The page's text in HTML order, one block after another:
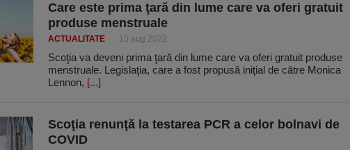
Care este prima ţară din lume care va oferi gratuit
produse menstruale
ACTUALITATE 15 aug 2022
Scoţia va deveni prima ţară din lume care va oferi gratuit produse
menstruale. Legislaţia, care a fost propusă iniţial de către Monica
Lennon, [...]
Scoţia renunţă la testarea PCR a celor bolnavi de
COVID